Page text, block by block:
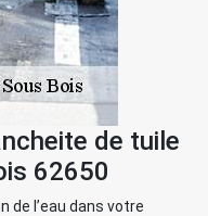
de tuile
62650
de l’eau dans votre